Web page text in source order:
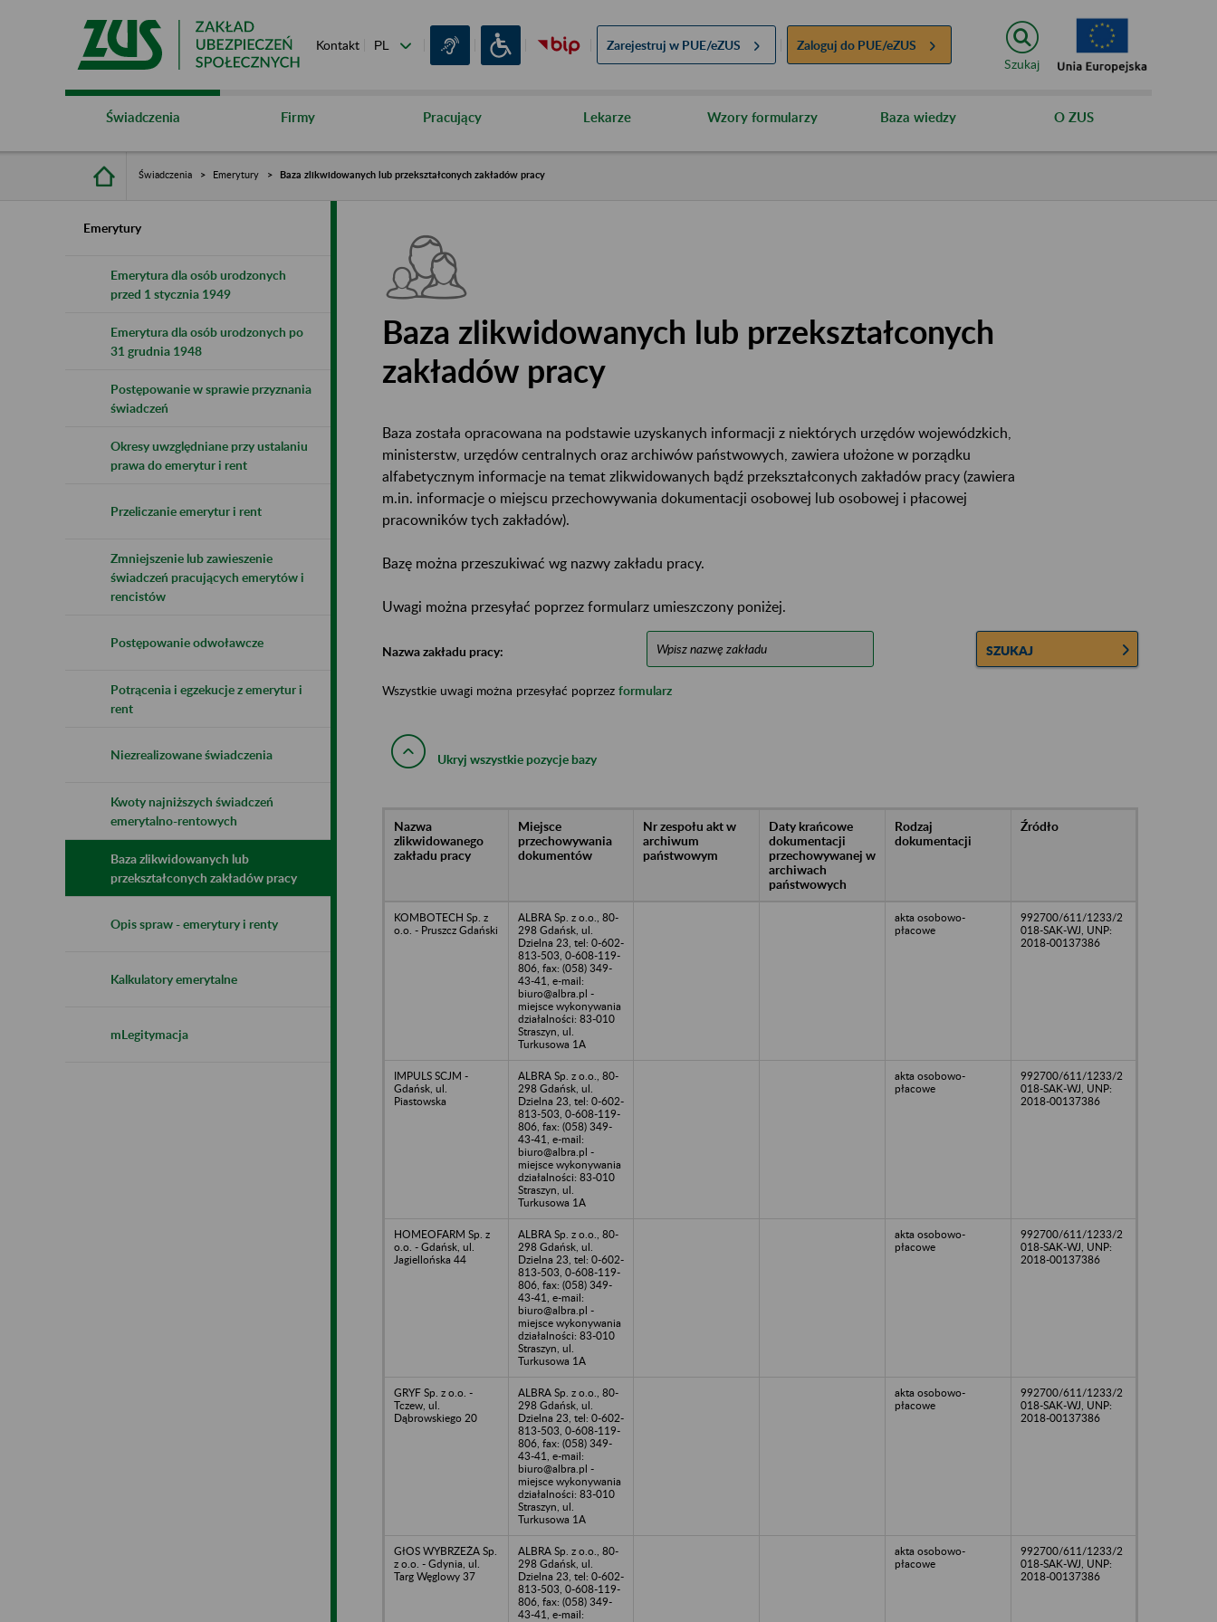
Kontakt Zarejestruj w PUE/eZUS Zaloguj do PUE/eZUS
Szukaj
Świadczenia Firmy Pracujący Lekarze Wzory formularzy Baza wiedzy O ZUS
Świadczenia Emerytury Baza zlikwidowanych lub przekształconych zakładów pracy
Emerytury
Emerytura dla osób urodzonych
przed 1 stycznia 1949
Emerytura dla osób urodzonych po
31 grudnia 1948
Postępowanie w sprawie przyznania
świadczeń
Okresy uwzględniane przy ustalaniu
prawa do emerytur i rent
Przeliczanie emerytur i rent
Zmniejszenie lub zawieszenie
świadczeń pracujących emerytów i
rencistów
Postępowanie odwoławcze
Potrącenia i egzekucje z emerytur i
rent
Niezrealizowane świadczenia
Kwoty najniższych świadczeń
emerytalno-rentowych
Baza zlikwidowanych lub
przekształconych zakładów pracy
Opis spraw - emerytury i renty
Kalkulatory emerytalne
mLegitymacja
Baza zlikwidowanych lub przekształconych
zakładów pracy
Baza została opracowana na podstawie uzyskanych informacji z niektórych urzędów wojewódzkich,
ministerstw, urzędów centralnych oraz archiwów państwowych, zawiera ułożone w porządku
alfabetycznym informacje na temat zlikwidowanych bądź przekształconych zakładów pracy (zawiera
m.in. informacje o miejscu przechowywania dokumentacji osobowej lub osobowej i płacowej
pracowników tych zakładów).
Bazę można przeszukiwać wg nazwy zakładu pracy.
Uwagi można przesyłać poprzez formularz umieszczony poniżej.
Nazwa zakładu pracy: SZUKAJ
Wszystkie uwagi można przesyłać poprzez formularz
Ukryj wszystkie pozycje bazy
Nazwa
zlikwidowanego
zakładu pracy
Miejsce
przechowywania
dokumentów
Nr zespołu akt w
archiwum
państwowym
Daty krańcowe
dokumentacji
przechowywanej w
archiwach
państwowych
Rodzaj
dokumentacji
Źródło
KOMBOTECH Sp. z
o.o. - Pruszcz Gdański
ALBRA Sp. z o.o., 80-
298 Gdańsk, ul.
Dzielna 23, tel: 0-602-
813-503, 0-608-119-
806, fax: (058) 349-
43-41, e-mail:
biuro@albra.pl -
miejsce wykonywania
działalności: 83-010
Straszyn, ul.
Turkusowa 1A
akta osobowo-
płacowe
992700/611/1233/2
018-SAK-WJ, UNP:
2018-00137386
IMPULS SCJM -
Gdańsk, ul.
Piastowska
ALBRA Sp. z o.o., 80-
298 Gdańsk, ul.
Dzielna 23, tel: 0-602-
813-503, 0-608-119-
806, fax: (058) 349-
43-41, e-mail:
biuro@albra.pl -
miejsce wykonywania
działalności: 83-010
Straszyn, ul.
Turkusowa 1A
akta osobowo-
płacowe
992700/611/1233/2
018-SAK-WJ, UNP:
2018-00137386
HOMEOFARM Sp. z
o.o. - Gdańsk, ul.
Jagiellońska 44
ALBRA Sp. z o.o., 80-
298 Gdańsk, ul.
Dzielna 23, tel: 0-602-
813-503, 0-608-119-
806, fax: (058) 349-
43-41, e-mail:
biuro@albra.pl -
miejsce wykonywania
działalności: 83-010
Straszyn, ul.
Turkusowa 1A
akta osobowo-
płacowe
992700/611/1233/2
018-SAK-WJ, UNP:
2018-00137386
GRYF Sp. z o.o. -
Tczew, ul.
Dąbrowskiego 20
ALBRA Sp. z o.o., 80-
298 Gdańsk, ul.
Dzielna 23, tel: 0-602-
813-503, 0-608-119-
806, fax: (058) 349-
43-41, e-mail:
biuro@albra.pl -
miejsce wykonywania
działalności: 83-010
Straszyn, ul.
Turkusowa 1A
akta osobowo-
płacowe
992700/611/1233/2
018-SAK-WJ, UNP:
2018-00137386
GłOS WYBRZEŻA Sp.
z o.o. - Gdynia, ul.
Targ Węglowy 37
ALBRA Sp. z o.o., 80-
298 Gdańsk, ul.
Dzielna 23, tel: 0-602-
813-503, 0-608-119-
806, fax: (058) 349-
43-41, e-mail:
akta osobowo-
płacowe
992700/611/1233/2
018-SAK-WJ, UNP:
2018-00137386